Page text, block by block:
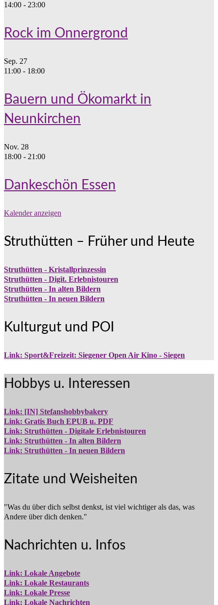
14:00 - 23:00
Rock im Onnergrond
Sep. 27
11:00 - 18:00
Bauern und Ökomarkt in
Neunkirchen
Nov. 28
18:00 - 21:00
Dankeschön Essen
Kalender anzeigen
Struthütten – Früher und Heute
Struthütten - Kristallprinzessin
Struthütten - Digit. Erlebnistouren
Struthütten - In alten Bildern
Struthütten - In neuen Bildern
Kulturgut und POI
Link: Sport&Freizeit: Siegener Open Air Kino - Siegen
Hobbys u. Interessen
Link: [IN] Stefanshobbybakery
Link: Gratis Buch EPUB u. PDF
Link: Struthütten - Digitale Erlebnistouren
Link: Struthütten - In alten Bildern
Link: Struthütten - In neuen Bildern
Zitate und Weisheiten
"Was du über dich selbst denkst, ist viel wichtiger als das, was
Andere über dich denken."
Nachrichten u. Infos
Link: Lokale Angebote
Link: Lokale Restaurants
Link: Lokale Presse
Link: Lokale Nachrichten